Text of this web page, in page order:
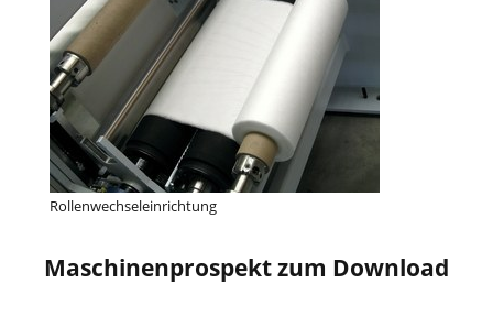
Rollenwechseleinrichtung
Maschinenprospekt zum Download